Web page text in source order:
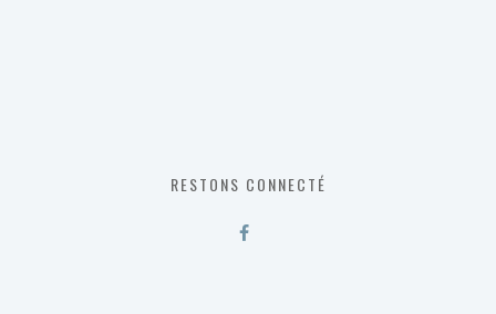
RESTONS CONNECTÉ